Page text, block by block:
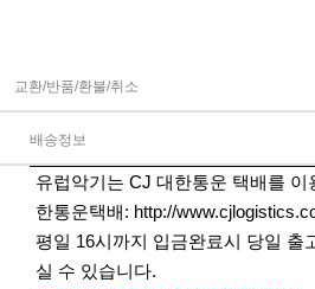
교환/반품/환불/취소
배송정보
유럽악기는 CJ 대한통운 택배를 이
한통운택배: http://
평일 16시까지 입금완료시 당일 출
실 수 있습니다.